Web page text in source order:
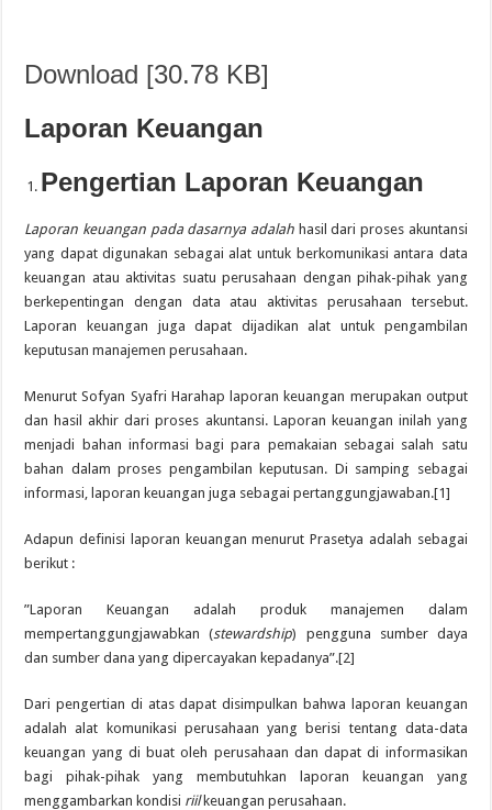
Download [30.78 KB]
Laporan Keuangan
Pengertian Laporan Keuangan
Laporan keuangan pada dasarnya adalah hasil dari proses akuntansi
yang dapat digunakan sebagai alat untuk berkomunikasi antara data
keuangan atau aktivitas suatu perusahaan dengan pihak-pihak yang
berkepentingan dengan data atau aktivitas perusahaan tersebut.
Laporan keuangan juga dapat dijadikan alat untuk pengambilan
keputusan manajemen perusahaan.
Menurut Sofyan Syafri Harahap laporan keuangan merupakan output
dan hasil akhir dari proses akuntansi. Laporan keuangan inilah yang
menjadi bahan informasi bagi para pemakaian sebagai salah satu
bahan dalam proses pengambilan keputusan. Di samping sebagai
informasi, laporan keuangan juga sebagai pertanggungjawaban.[1]
Adapun definisi laporan keuangan menurut Prasetya adalah sebagai
berikut :
”Laporan Keuangan adalah produk manajemen dalam
mempertanggungjawabkan (stewardship) pengguna sumber daya
dan sumber dana yang dipercayakan kepadanya”.[2]
Dari pengertian di atas dapat disimpulkan bahwa laporan keuangan
adalah alat komunikasi perusahaan yang berisi tentang data-data
keuangan yang di buat oleh perusahaan dan dapat di informasikan
bagi pihak-pihak yang membutuhkan laporan keuangan yang
menggambarkan kondisi riilkeuangan perusahaan.